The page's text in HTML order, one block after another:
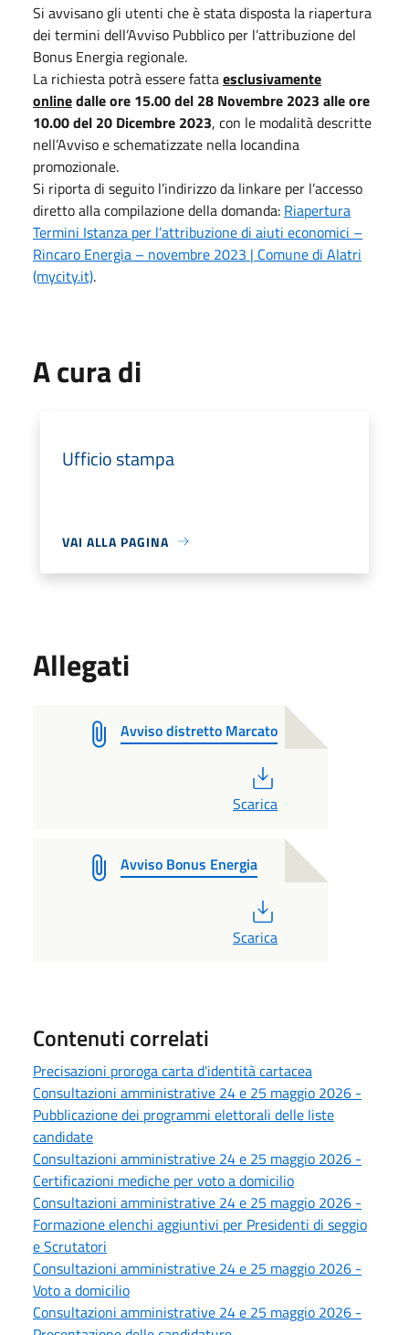
Si avvisano gli utenti che è stata disposta la riapertura
dei termini dell’Avviso Pubblico per l’attribuzione del
Bonus Energia regionale.
La richiesta potrà essere fattaesclusivamente
onlinedalle ore 15.00 del 28 Novembre 2023 alle ore
10.00 del 20 Dicembre 2023, con le modalità descritte
nell’Avviso e schematizzate nella locandina
promozionale.
Si riporta di seguito l’indirizzo da linkare per l’accesso
diretto alla compilazione della domanda: Riapertura
Termini Istanza per l’attribuzione di aiuti economici –
Rincaro Energia – novembre 2023 | Comune di Alatri
(mycity.it).
A cura di
Ufficio stampa
VAI ALLA PAGINA
Allegati
Avviso distretto Marcato
Scarica
Avviso Bonus Energia
Scarica
Contenuti correlati
Precisazioni proroga carta d'identità cartacea
Consultazioni amministrative 24 e 25 maggio 2026 -
Pubblicazione dei programmi elettorali delle liste
candidate
Consultazioni amministrative 24 e 25 maggio 2026 -
Certificazioni mediche per voto a domicilio
Consultazioni amministrative 24 e 25 maggio 2026 -
Formazione elenchi aggiuntivi per Presidenti di seggio
e Scrutatori
Consultazioni amministrative 24 e 25 maggio 2026 -
Voto a domicilio
Consultazioni amministrative 24 e 25 maggio 2026 -